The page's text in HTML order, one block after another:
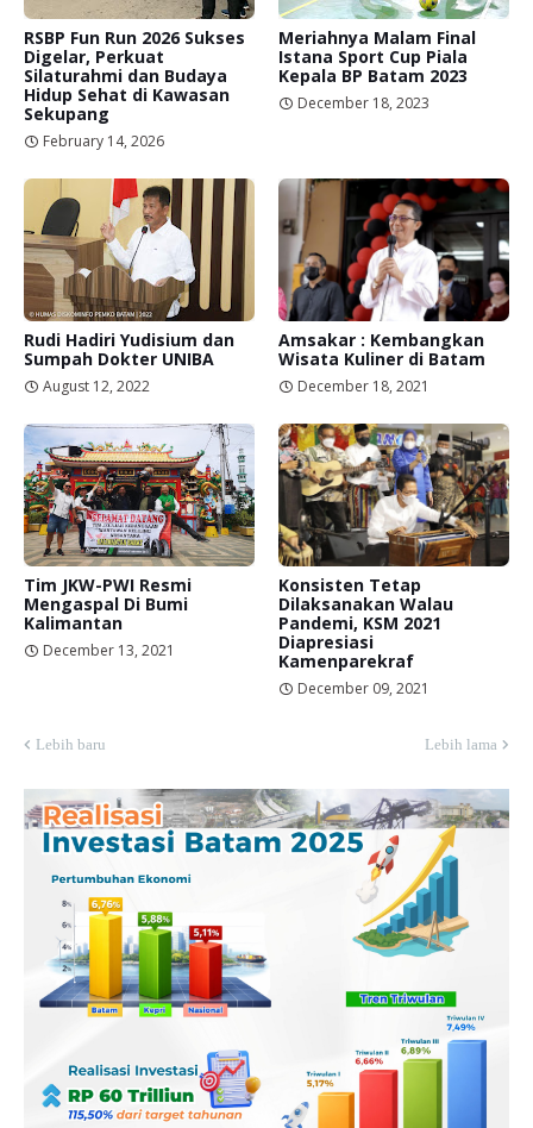
RSBP Fun Run 2026 Sukses
Digelar, Perkuat
Silaturahmi dan Budaya
Hidup Sehat di Kawasan
Sekupang
February 14, 2026
Meriahnya Malam Final
Istana Sport Cup Piala
Kepala BP Batam 2023
December 18, 2023
Rudi Hadiri Yudisium dan
Sumpah Dokter UNIBA
August 12, 2022
Amsakar : Kembangkan
Wisata Kuliner di Batam
December 18, 2021
Tim JKW-PWI Resmi
Mengaspal Di Bumi
Kalimantan
December 13, 2021
Konsisten Tetap
Dilaksanakan Walau
Pandemi, KSM 2021
Diapresiasi
Kamenparekraf
December 09, 2021
Lebih baru Lebih lama